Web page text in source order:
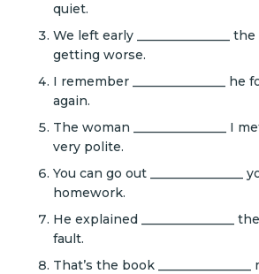
quiet.
We left early _______________
getting worse.
I remember _______________
again.
The woman _______________ I
very polite.
You can go out _______________
homework.
He explained _______________
fault.
That’s the book